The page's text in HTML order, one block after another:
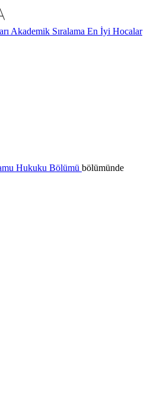
Akademik Sıralama En İyi Hocalar
Hukuku Bölümü bölümünde